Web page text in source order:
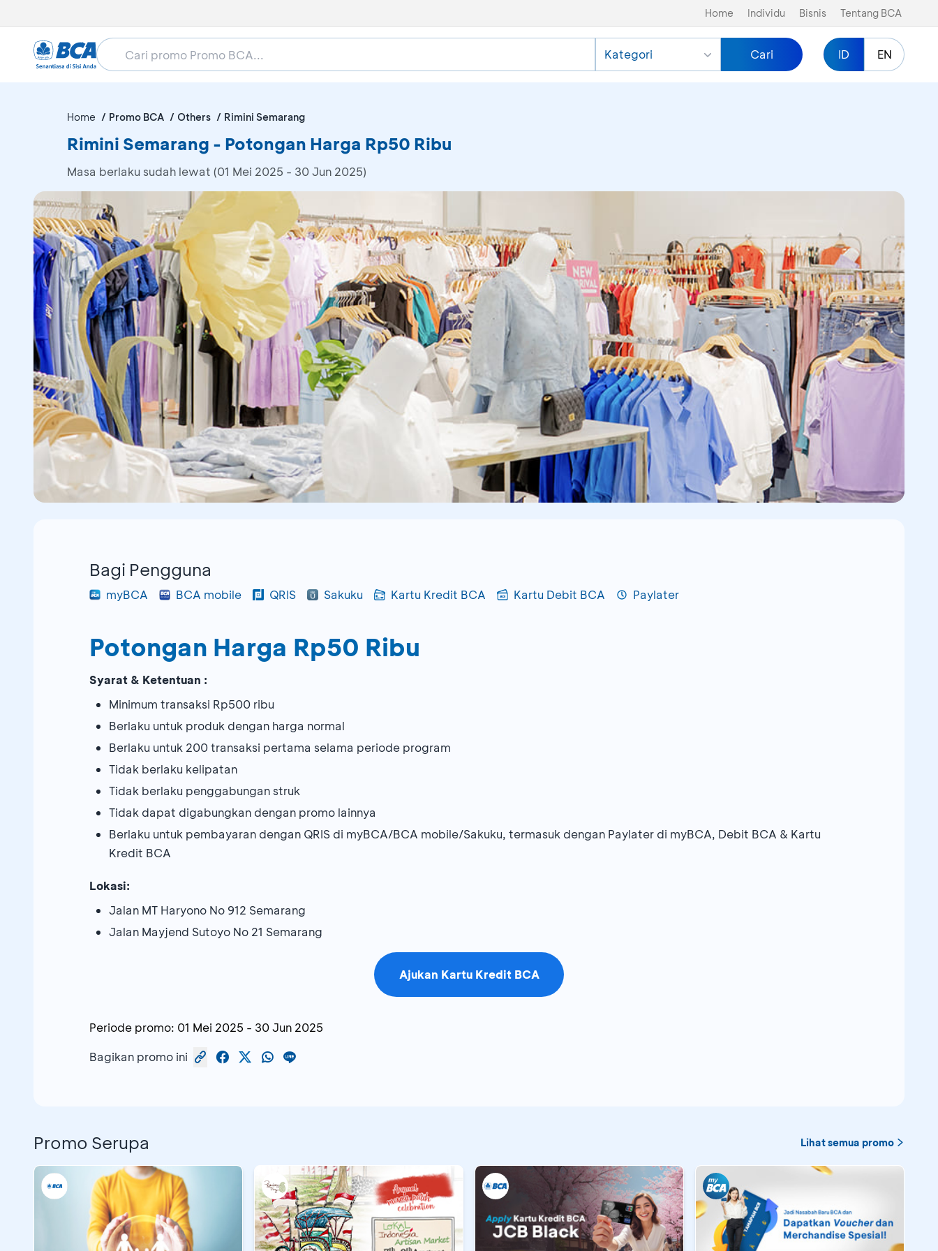
Home Individu Bisnis Tentang BCA
Kategori Cari ID EN
Home Promo BCA Others Rimini Semarang
Rimini Semarang - Potongan Harga Rp50 Ribu
Masa berlaku sudah lewat (01 Mei 2025 - 30 Jun 2025)
Bagi Pengguna
myBCA BCA mobile QRIS Sakuku Kartu Kredit BCA Kartu Debit BCA Paylater
Potongan Harga Rp50 Ribu
Syarat & Ketentuan :
Minimum transaksi Rp500 ribu
Berlaku untuk produk dengan harga normal
Berlaku untuk 200 transaksi pertama selama periode program
Tidak berlaku kelipatan
Tidak berlaku penggabungan struk
Tidak dapat digabungkan dengan promo lainnya
Berlaku untuk pembayaran dengan QRIS di myBCA/BCA mobile/Sakuku, termasuk dengan Paylater di myBCA, Debit BCA & Kartu
Kredit BCA
Lokasi:
Jalan MT Haryono No 912 Semarang
Jalan Mayjend Sutoyo No 21 Semarang
Ajukan Kartu Kredit BCA
Periode promo: 01 Mei 2025 - 30 Jun 2025
Bagikan promo ini
Promo Serupa Lihat semua promo